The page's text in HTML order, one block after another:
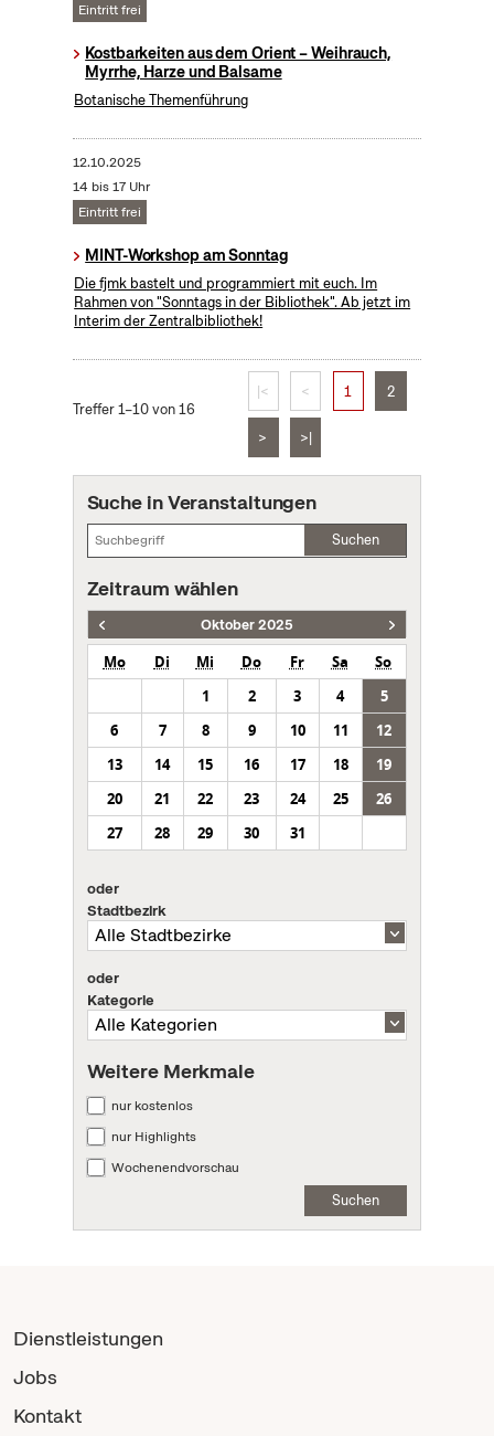
Eintritt frei
Kostbarkeiten aus dem Orient – Weihrauch,
Myrrhe, Harze und Balsame
Botanische Themenführung
12.10.2025
14 bis 17 Uhr
Eintritt frei
MINT-Workshop am Sonntag
Die fjmk bastelt und programmiert mit euch. Im
Rahmen von "Sonntags in der Bibliothek". Ab jetzt im
Interim der Zentralbibliothek!
Treffer 1–10 von 16
|< < 1 2
> >|
Suche in Veranstaltungen
Suchen
Zeitraum wählen
Oktober 2025
Mo Di Mi Do Fr Sa
So
1
2 3 4
5
6
7 8 9 10 11
12
13
14 15 16 17 18
19
20
21 22 23 24 25
26
27
28 29 30 31
oder
Stadtbezirk
oder
Kategorie
Weitere Merkmale
nur kostenlos
nur Highlights
Wochenendvorschau
Suchen
Dienstleistungen
Jobs
Kontakt